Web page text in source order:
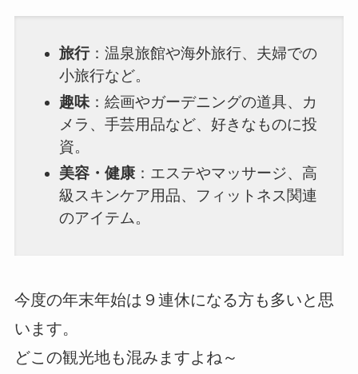
旅行：温泉旅館や海外旅行、夫婦での
小旅行など。
趣味 ：絵画やガーデニングの道具、カ
メラ、手芸用品など、好きなものに投
資。
美容・健康 ：エステやマッサージ、高
級スキンケア用品、フィットネス関連
のアイテム。
今度の年末年始は９連休になる方も多いと思
います。
どこの観光地も混みますよね～